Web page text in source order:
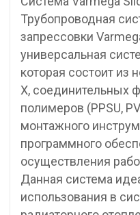
Трубопроводная
запрессовки
универсальная
которая состоит из
X, соединительных
полимеров (PPSU,
монтажного
программного
осуществления
Данная система
использования в